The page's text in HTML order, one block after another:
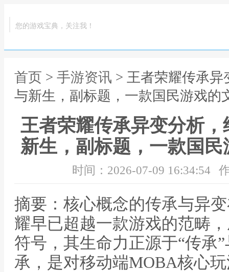
您的游戏宝典，关注我！
首页 > 手游资讯 > 王者荣耀传承
与新生，副标题，一款国民游戏的
王者荣耀传承异变分析
新生，副标题，一款国
时间：2026-07-09 16:34:54
摘要：核心概念的传承与异
耀早已超越一款游戏的范畴
符号，其生命力正源于“传承
承，是对移动端MOBA核心